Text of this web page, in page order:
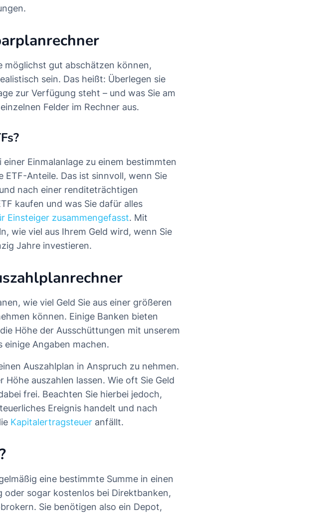
möglichst gut abschätzen können,
sein. Das heißt: Überlegen sie
zur Verfügung steht – und was Sie am
Felder im Rechner aus.
Einmalanlage zu einem bestimmten
Anteile. Das ist sinnvoll, wenn Sie
nach einer renditeträchtigen
kaufen und was Sie dafür alles
Einsteiger zusammengefasst. Mit
wie viel aus Ihrem Geld wird, wenn Sie
Jahre investieren.
wie viel Geld Sie aus einer größeren
können. Einige Banken bieten
Höhe der Ausschüttungen mit unserem
einige Angaben machen.
Auszahlplan in Anspruch zu nehmen.
auszahlen lassen. Wie oft Sie Geld
frei. Beachten Sie hierbei jedoch,
Ereignis handelt und nach
Kapitalertragsteuer anfällt.
eine bestimmte Summe in einen
sogar kostenlos bei Direktbanken,
Sie benötigen also ein Depot,